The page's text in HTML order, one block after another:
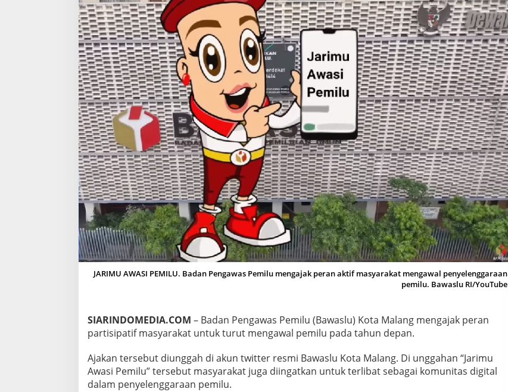
M
L
A
N
G
A
J
M
A
S
Y
A
R
A
K
T
K
T
F
K
L
P
E
L
U
JARIMU AWASI PEMILU. Badan Pengawas Pemilu mengajak peran aktif masyarakat mengawal penyelenggaraan
pemilu. Bawaslu RI/YouTube
SIARINDOMEDIA.COM – Badan Pengawas Pemilu (Bawaslu) Kota Malang mengajak peran
partisipatif masyarakat untuk turut mengawal pemilu pada tahun depan.
Ajakan tersebut diunggah di akun twitter resmi Bawaslu Kota Malang. Di unggahan “Jarimu
Awasi Pemilu” tersebut masyarakat juga diingatkan untuk terlibat sebagai komunitas digital
dalam penyelenggaraan pemilu.